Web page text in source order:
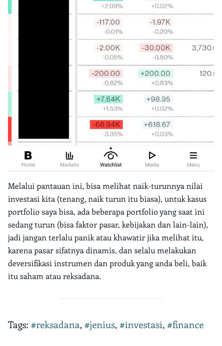
Melalui pantauan ini, bisa melihat naik-turunnya nilai
investasi kita (tenang, naik turun itu biasa), untuk kasus
portfolio saya bisa, ada beberapa portfolio yang saat ini
sedang turun (bisa faktor pasar, kebijakan dan lain-lain),
jadi jangan terlalu panik atau khawatir jika melihat itu,
karena pasar sifatnya dinamis, dan selalu melakukan
deversifikasi instrumen dan produk yang anda beli, baik
itu saham atau reksadana.
Tags:#reksadana,#jenius,#investasi,#finance